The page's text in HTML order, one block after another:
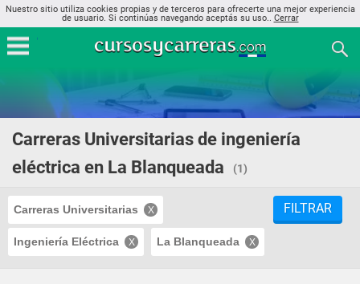
Nuestro sitio utiliza cookies propias y de terceros para ofrecerte una mejor experiencia
de usuario. Si continúas navegando aceptás su uso.. Cerrar
Carreras Universitarias de ingeniería
eléctrica en La Blanqueada
(1)
Carreras Universitarias
Ingeniería Eléctrica La Blanqueada
FILTRAR